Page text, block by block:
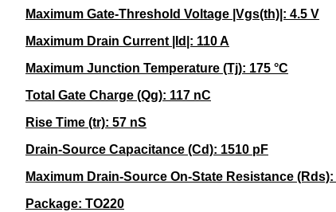
Maximum Gate-Threshold Voltage |Vgs(th)|: 4.5 V
Maximum Drain Current |Id|: 110 A
Maximum Junction Temperature (Tj): 175 °C
Total Gate Charge (Qg): 117 nC
Rise Time (tr): 57 nS
Drain-Source Capacitance (Cd): 1510 pF
Maximum Drain-Source On-State Resistance (Rds):
Package: TO220